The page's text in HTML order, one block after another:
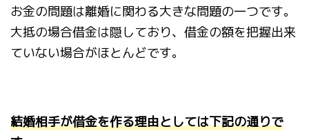
お金の問題は離婚に関わる大きな問題の一つです。
大抵の場合借金は隠しており、借金の額を把握出来
ていない場合がほとんどです。
結婚相手が借金を作る理由としては下記の通りで